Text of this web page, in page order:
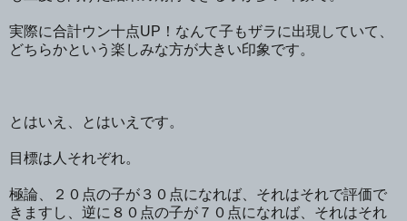
実際に合計ウン十点UP！なんて子もザラに出現していて、
どちらかという楽しみな方が大きい印象です。
とはいえ、とはいえです。
目標は人それぞれ。
極論、２０点の子が３０点になれば、それはそれで評価で
きますし、逆に８０点の子が７０点になれば、それはそれ